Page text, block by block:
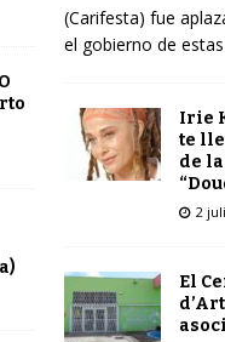
(Carifesta) fue
el gobierno de estas
Irie
te
de
2
El